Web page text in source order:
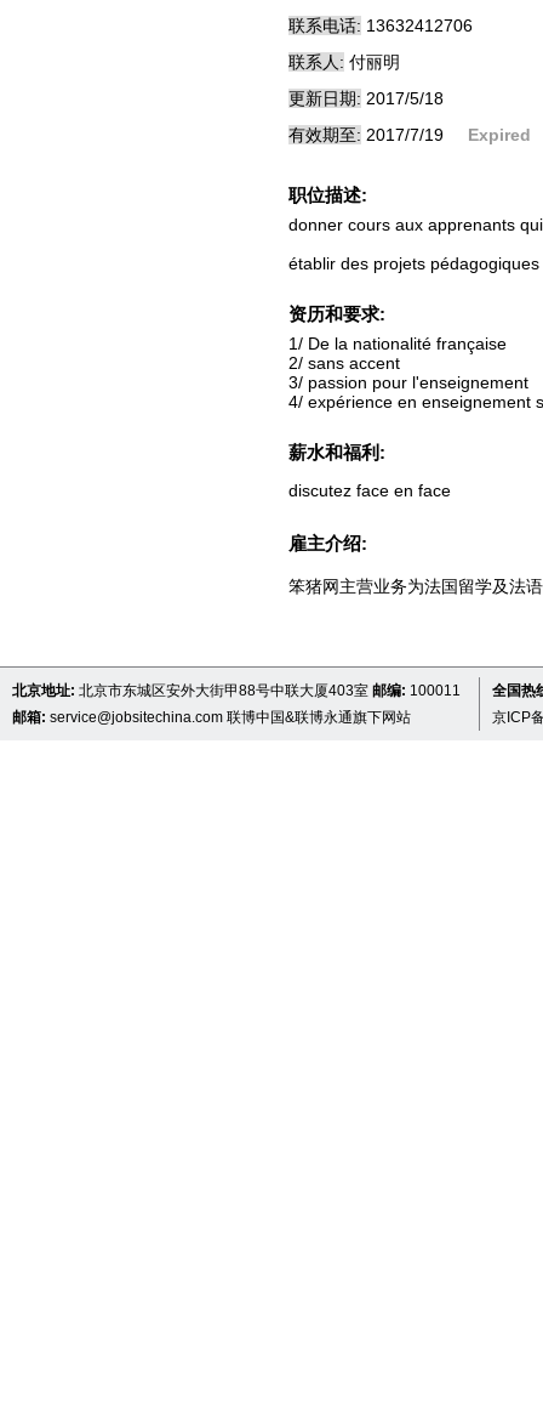
联系电话: 13632412706
联系人: 付丽明
更新日期: 2017/5/18
有效期至: 2017/7/19 Expired
职位描述:
donner cours aux apprenants
établir des projets pédagogiques
资历和要求:
1/ De la nationalité française
2/ sans accent
3/ passion pour l'enseignement
4/ expérience en enseignement
薪水和福利:
discutez face en face
雇主介绍:
笨猪网主营业务为法国留学及法
北京地址: 北京市东城区安外大街甲88号中联大厦403室 邮编: 100011
邮箱: service@jobsitechina.com 联博中国&联博永通旗下网站
全国热
京ICP